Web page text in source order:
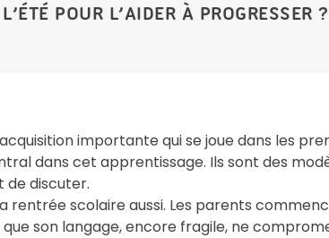
POUR L’AIDER À PROGRESSER ?
importante qui se joue dans les
dans cet apprentissage. Ils sont des
de discuter.
rentrée scolaire aussi. Les parents
son langage, encore fragile, ne